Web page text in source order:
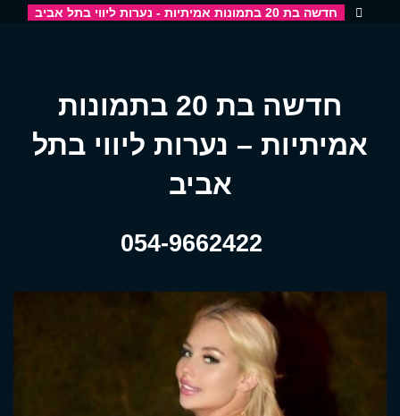
חדשה בת 20 בתמונות אמיתיות - נערות ליווי בתל אביב
חדשה בת 20 בתמונות
אמיתיות – נערות ליווי בתל
אביב
054-9662422